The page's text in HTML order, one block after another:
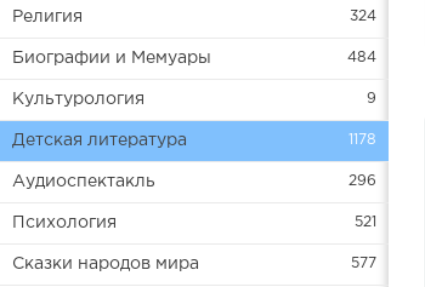
Религия 324
Биографии и Мемуары 484
Культурология 9
Детская литература 1178
Аудиоспектакль 296
Психология 521
Сказки народов мира 577